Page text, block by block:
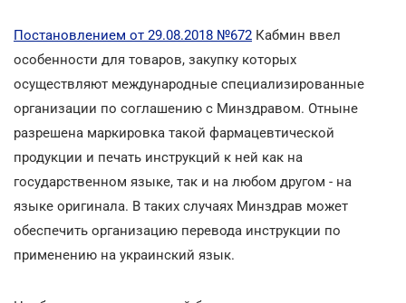
Постановлением от 29.08.2018 №672 Кабмин ввел
особенности для товаров, закупку которых
осуществляют международные специализированные
организации по соглашению с Минздравом. Отныне
разрешена маркировка такой фармацевтической
продукции и печать инструкций к ней как на
государственном языке, так и на любом другом - на
языке оригинала. В таких случаях Минздрав может
обеспечить организацию перевода инструкции по
применению на украинский язык.